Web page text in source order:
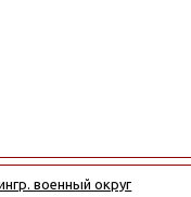
военный округ